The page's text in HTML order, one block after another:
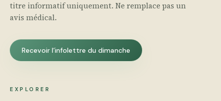
titre informatif uniquement. Ne remplace pas un
avis médical.
Recevoir l’infolettre du dimanche
EXPLORER